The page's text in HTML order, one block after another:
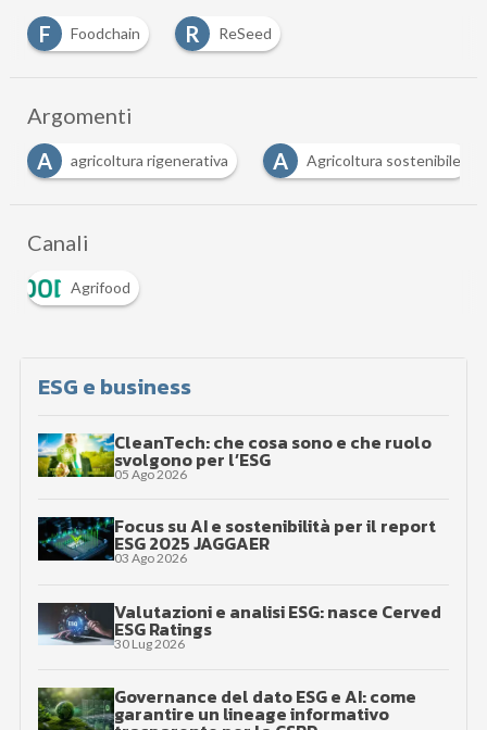
F
Foodchain R ReSeed
Argomenti
A
Agricoltura sostenibile C carbon neutrality
Canali
Agrifood
ESG e business
CleanTech: che cosa sono e che ruolo
svolgono per l’ESG
05 Ago 2026
Focus su AI e sostenibilità per il report
ESG 2025 JAGGAER
03 Ago 2026
Valutazioni e analisi ESG: nasce Cerved
ESG Ratings
30 Lug 2026
Governance del dato ESG e AI: come
garantire un lineage informativo